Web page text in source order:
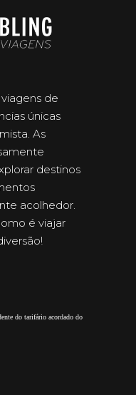
de
únicas
As
destinos
acolhedor.
é viajar
do tarifário acordado do